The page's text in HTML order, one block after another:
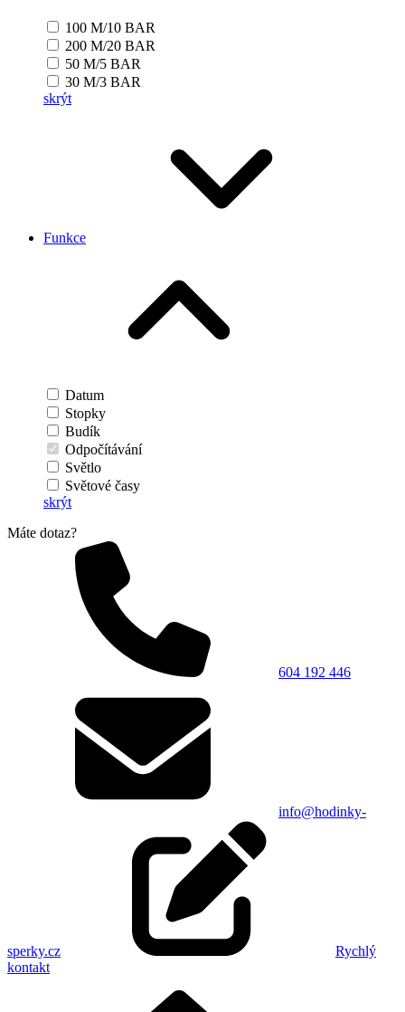
100 M/10 BAR
200 M/20 BAR
50 M/5 BAR
30 M/3 BAR
skrýt
Funkce
Datum
Stopky
Budík
Odpočítávání
Světlo
Světové časy
skrýt
Máte dotaz?
604 192 446
info@hodinky-
sperky.cz
Rychlý
kontakt